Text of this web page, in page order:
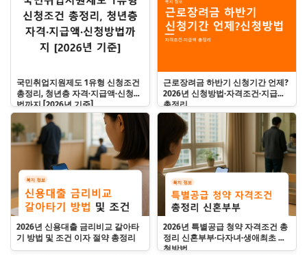
국민취업지원제도 1유형 신청조건
총정리, 청년층 자격·지급액·신청방
법까지 [2026년 기준]
근로장려금 하반기 신청기간 언제?
2026년 신청방법·자격조건·지급액
총정리
2026년 신용대출 금리비교 갈아타
기 방법 및 조건 이자 절약 총정리
2026년 특별공급 청약 자격조건 총
정리 신혼부부·다자녀·생애최초 신
청방법